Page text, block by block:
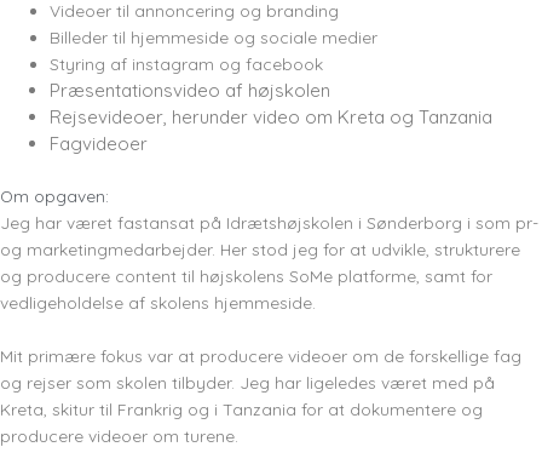
Videoer til annoncering og branding
Billeder til hjemmeside og sociale medier
Styring af instagram og facebook
Præsentationsvideo af højskolen
Rejsevideoer, herunder video om Kreta og Tanzania
Fagvideoer
Om opgaven:
Jeg har været fastansat på Idrætshøjskolen i Sønderborg i som pr-
og marketingmedarbejder. Her stod jeg for at udvikle, strukturere
og producere content til højskolens SoMe platforme, samt for
vedligeholdelse af skolens hjemmeside.
Mit primære fokus var at producere videoer om de forskellige fag
og rejser som skolen tilbyder. Jeg har ligeledes været med på
Kreta, skitur til Frankrig og i Tanzania for at dokumentere og
producere videoer om turene.